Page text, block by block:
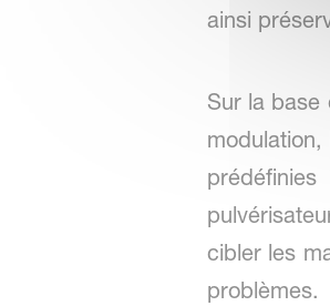
ainsi
Sur la base
cibler les
problèmes.